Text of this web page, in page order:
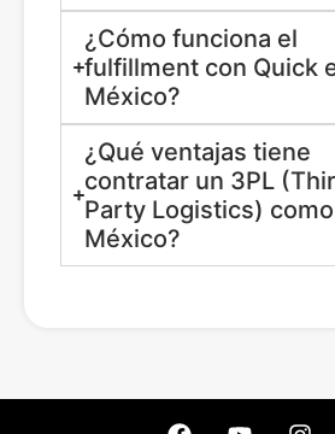
¿Cómo funciona el
fulfillment con Quick
México?
¿Qué ventajas tiene
contratar un 3PL
Party Logistics)
México?